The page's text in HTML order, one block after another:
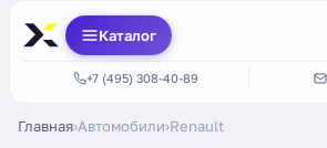
Каталог
+7 (495) 308-40-89
Главная›Автомобили›Renault